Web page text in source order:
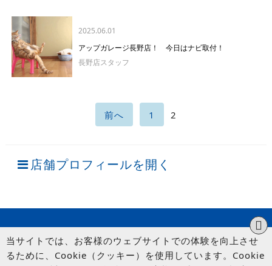
2025.06.01
アップガレージ長野店！ 今日はナビ取付！
長野店スタッフ
前へ 1 2
店舗プロフィールを開く
当サイトでは、お客様のウェブサイトでの体験を向上させ
るために、Cookie（クッキー）を使用しています。Cookie